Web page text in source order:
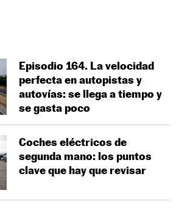
Episodio 164. La velocidad
perfecta en autopistas y
autovías: se llega a tiempo y
se gasta poco
Coches eléctricos de
segunda mano: los puntos
clave que hay que revisar